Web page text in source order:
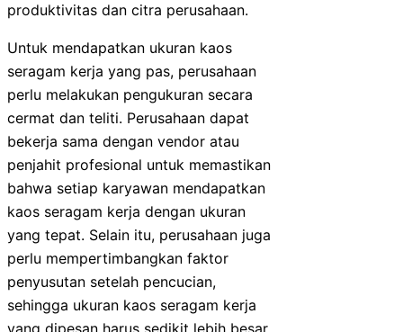
produktivitas dan citra perusahaan.
Untuk mendapatkan ukuran kaos
seragam kerja yang pas, perusahaan
perlu melakukan pengukuran secara
cermat dan teliti. Perusahaan dapat
bekerja sama dengan vendor atau
penjahit profesional untuk memastikan
bahwa setiap karyawan mendapatkan
kaos seragam kerja dengan ukuran
yang tepat. Selain itu, perusahaan juga
perlu mempertimbangkan faktor
penyusutan setelah pencucian,
sehingga ukuran kaos seragam kerja